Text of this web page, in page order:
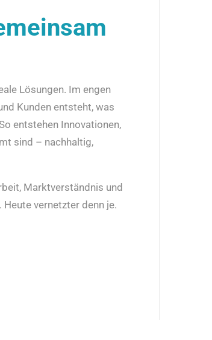
Lösungen. Im engen
Kunden entsteht, was
entstehen Innovationen,
sind – nachhaltig,
Marktverständnis und
vernetzter denn je.